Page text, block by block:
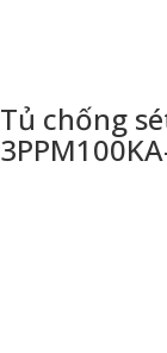
Tủ chống